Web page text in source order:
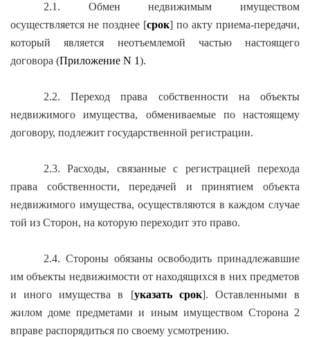
2.1. Обмен недвижимым имуществом
осуществляется не позднее [срок] по акту приема-передачи,
который является неотъемлемой частью настоящего
договора (Приложение N 1).
2.2. Переход права собственности на объекты
недвижимого имущества, обмениваемые по настоящему
договору, подлежит государственной регистрации.
2.3. Расходы, связанные с регистрацией перехода
права собственности, передачей и принятием объекта
недвижимого имущества, осуществляются в каждом случае
той из Сторон, на которую переходит это право.
2.4. Стороны обязаны освободить принадлежавшие
им объекты недвижимости от находящихся в них предметов
и иного имущества в [указать срок]. Оставленными в
жилом доме предметами и иным имуществом Сторона 2
вправе распорядиться по своему усмотрению.